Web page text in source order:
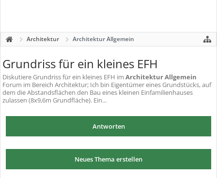
Architektur Architektur Allgemein
Grundriss für ein kleines EFH
DiskutiereGrundriss für ein kleines EFH im Architektur Allgemein
Forum im Bereich Architektur; Ich bin Eigentümer eines Grundstücks, auf
dem die Abstandsflächen den Bau eines kleinen Einfamilienhauses
zulassen (8x9,6m Grundfläche). Ein...
Antworten
Neues Thema erstellen